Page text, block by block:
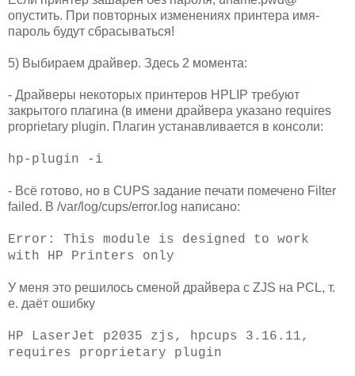
опустить. При повторных изменениях принтера имя-
пароль будут сбрасываться!
5) Выбираем драйвер. Здесь 2 момента:
- Драйверы некоторых принтеров HPLIP требуют
закрытого плагина (в имени драйвера указано requires
proprietary plugin. Плагин устанавливается в консоли:
hp-plugin -i
- Всё готово, но в CUPS задание печати помечено Filter
failed. В /var/log/cups/error.log написано:
Error: This module is designed to work
with HP Printers only
У меня это решилось сменой драйвера с ZJS на PCL, т.
е. даёт ошибку
HP LaserJet p2035 zjs, hpcups 3.16.11,
requires proprietary plugin